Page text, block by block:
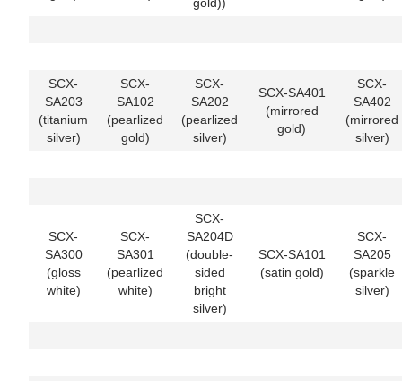
SCX-
SA203
(titanium
silver)
SCX-
SA102
(pearlized
gold)
SCX-
SA202
(pearlized
silver)
SCX-SA401
(mirrored
gold)
SCX-
SA402
(mirrored
silver)
SCX-
SA300
(gloss
white)
SCX-
SA301
(pearlized
white)
SCX-
SA204D
(double-
sided
bright
silver)
SCX-SA101
(satin gold)
SCX-
SA205
(sparkle
silver)